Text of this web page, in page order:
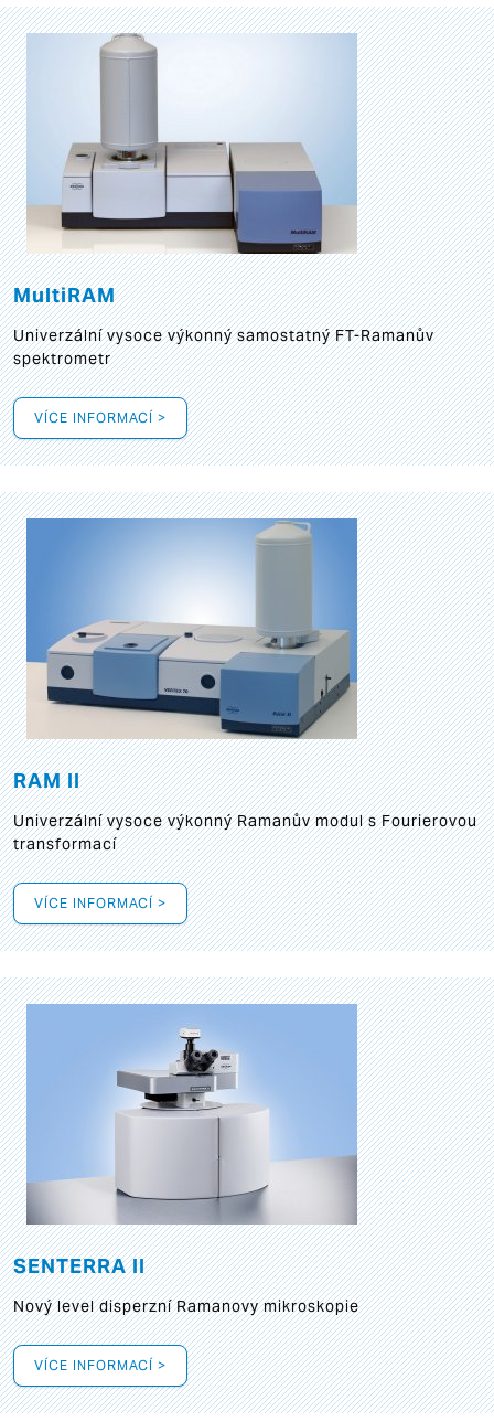
MultiRAM
Univerzální vysoce výkonný samostatný FT-Ramanův
spektrometr
VÍCE INFORMACÍ >
RAM II
Univerzální vysoce výkonný Ramanův modul s Fourierovou
transformací
VÍCE INFORMACÍ >
SENTERRA II
Nový level disperzní Ramanovy mikroskopie
VÍCE INFORMACÍ >